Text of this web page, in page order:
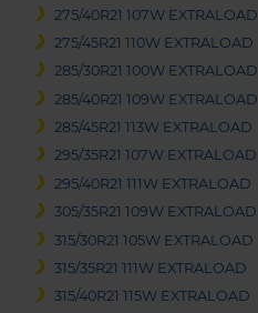
275/40R21 107W EXTRALOAD
275/45R21 110W EXTRALOAD
285/30R21 100W EXTRALOAD
285/40R21 109W EXTRALOAD
285/45R21 113W EXTRALOAD
295/35R21 107W EXTRALOAD
295/40R21 111W EXTRALOAD
305/35R21 109W EXTRALOAD
315/30R21 105W EXTRALOAD
315/35R21 111W EXTRALOAD
315/40R21 115W EXTRALOAD